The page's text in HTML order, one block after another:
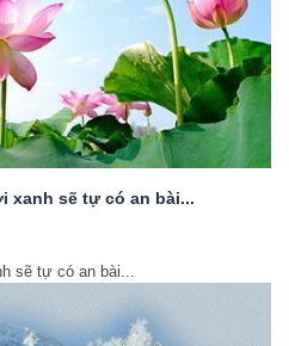
xanh sẽ tự có an bài...
sẽ tự có an bài...